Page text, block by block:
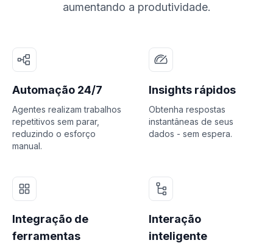
aumentando a produtividade.
Automação 24/7
Agentes realizam trabalhos
repetitivos sem parar,
reduzindo o esforço
manual.
Insights rápidos
Obtenha respostas
instantâneas de seus
dados - sem espera.
Integração de
ferramentas
Interação
inteligente